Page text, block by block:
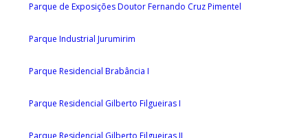
Parque de Exposições Doutor Fernando Cruz Pimentel
Parque Industrial Jurumirim
Parque Residencial Brabância I
Parque Residencial Gilberto Filgueiras I